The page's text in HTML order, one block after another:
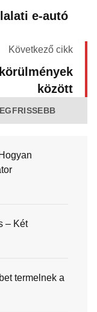
e-autó
Következő cikk
között
– Két
termelnek a